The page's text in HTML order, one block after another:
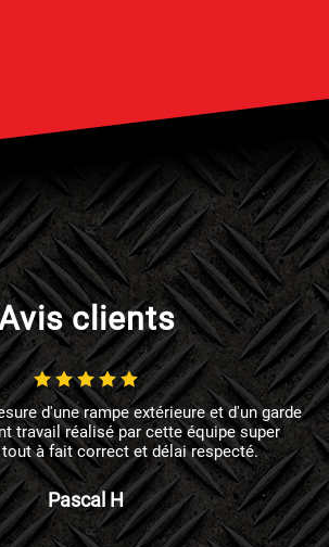
clients
d'une rampe extérieure et d'un garde
travail réalisé par cette équipe super
à fait correct et délai respecté.
Pascal H